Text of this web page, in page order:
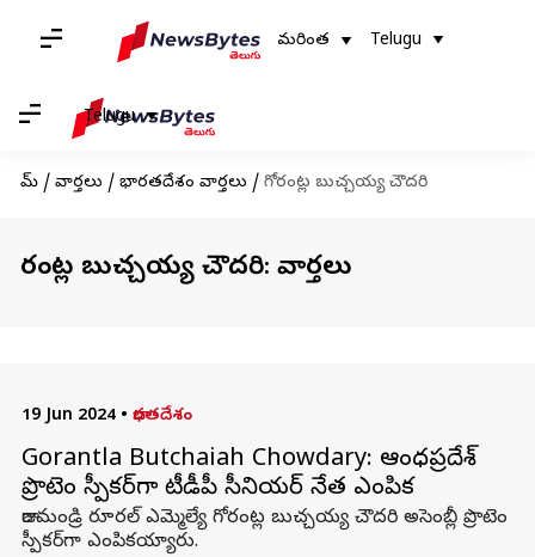
మరింత Telugu
Telugu
హోమ్ / వార్తలు / భారతదేశం వార్తలు / గోరంట్ల బుచ్చయ్య చౌదరి
గోరంట్ల బుచ్చయ్య చౌదరి: వార్తలు
19 Jun 2024 • భారతదేశం
Gorantla Butchaiah Chowdary: ఆంధ్రప్రదేశ్
ప్రొటెం స్పీకర్‌గా టీడీపీ సీనియర్ నేత ఎంపిక
రాజమండ్రి రూరల్ ఎమ్మెల్యే గోరంట్ల బుచ్చయ్య చౌదరి అసెంబ్లీ ప్రొటెం
స్పీకర్‌గా ఎంపికయ్యారు.